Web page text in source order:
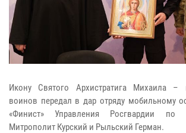
Икону Святого Архистратига Михаила –
воинов передал в дар отряду мобильному
«Финист» Управления Росгвардии по
Митрополит Курский и Рыльский Герман.